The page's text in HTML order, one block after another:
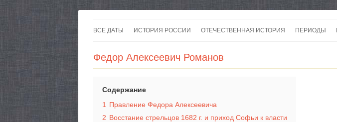
ВСЕ ДАТЫ ИСТОРИЯ РОССИИ ОТЕЧЕСТВЕННАЯ ИСТОРИЯ ПЕРИОДЫ
Федор Алексеевич Романов
Содержание
1
Правление Федора Алексеевича
2 Восстание стрельцов 1682 г. и приход Софьи к власти